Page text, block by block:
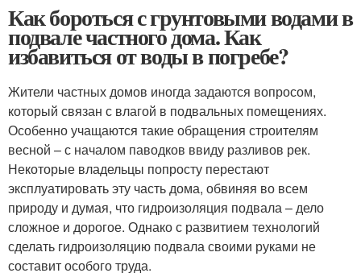
Как бороться с грунтовыми водами в
подвале частного дома. Как
избавиться от воды в погребе?
Жители частных домов иногда задаются вопросом,
который связан с влагой в подвальных помещениях.
Особенно учащаются такие обращения строителям
весной – с началом паводков ввиду разливов рек.
Некоторые владельцы попросту перестают
эксплуатировать эту часть дома, обвиняя во всем
природу и думая, что гидроизоляция подвала – дело
сложное и дорогое. Однако с развитием технологий
сделать гидроизоляцию подвала своими руками не
составит особого труда.